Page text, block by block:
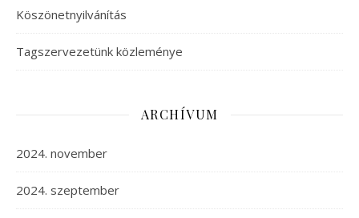
Köszönetnyilvánítás
Tagszervezetünk közleménye
ARCHÍVUM
2024. november
2024. szeptember